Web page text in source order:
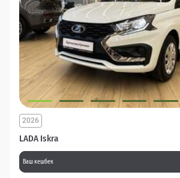
LADA Iskra
2026
Ваш кешбек